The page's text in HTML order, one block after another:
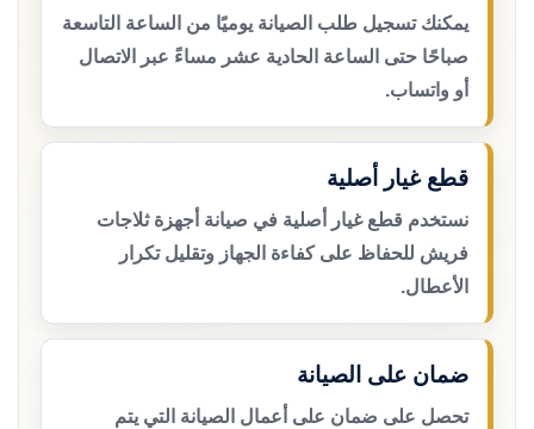
يمكنك تسجيل طلب الصيانة يوميًا من الساعة التاسعة
صباحًا حتى الساعة الحادية عشر مساءً عبر الاتصال
أو واتساب.
قطع غيار أصلية
نستخدم قطع غيار أصلية في صيانة أجهزة ثلاجات
فريش للحفاظ على كفاءة الجهاز وتقليل تكرار
الأعطال.
ضمان على الصيانة
تحصل على ضمان على أعمال الصيانة التي يتم